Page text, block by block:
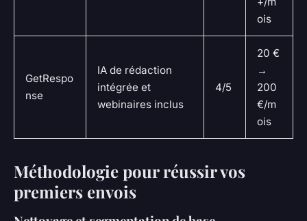
ois
GetRespo
nse
IA de rédaction
intégrée et
webinaires inclus
4/5
20 €
→
200
€/m
ois
Méthodologie pour réussir vos
premiers envois